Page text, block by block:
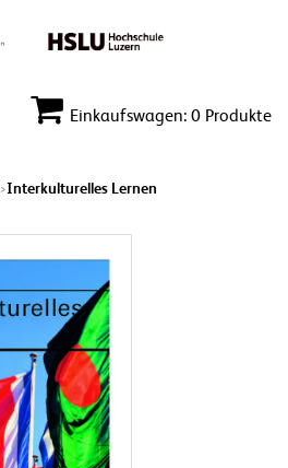
Einkaufswagen: 0 Produkte
>Interkulturelles Lernen